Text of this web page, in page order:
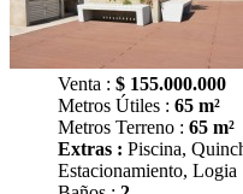
Venta : $ 155.000.000
Metros Útiles : 65 m²
Metros Terreno : 65 m²
Extras : Piscina,
Estacionamiento, Logia